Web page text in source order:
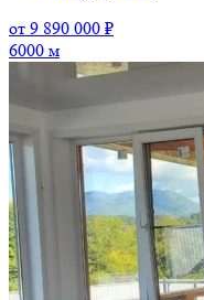
от 9 890 000 ₽
6000 м